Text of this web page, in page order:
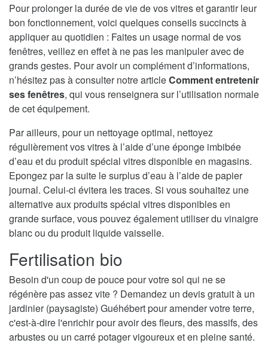
Pour prolonger la durée de vie de vos vitres et garantir leur
bon fonctionnement, voici quelques conseils succincts à
appliquer au quotidien : Faites un usage normal de vos
fenêtres, veillez en effet à ne pas les manipuler avec de
grands gestes. Pour avoir un complément d’informations,
n’hésitez pas à consulter notre articleComment entretenir
ses fenêtres, qui vous renseignera sur l’utilisation normale
de cet équipement.
Par ailleurs, pour un nettoyage optimal, nettoyez
régulièrement vos vitres à l’aide d’une éponge imbibée
d’eau et du produit spécial vitres disponible en magasins.
Epongez par la suite le surplus d’eau à l’aide de papier
journal. Celui-ci évitera les traces. Si vous souhaitez une
alternative aux produits spécial vitres disponibles en
grande surface, vous pouvez également utiliser du vinaigre
blanc ou du produit liquide vaisselle.
Fertilisation bio
Besoin d'un coup de pouce pour votre sol qui ne se
régénère pas assez vite ? Demandez un devis gratuit à un
jardinier (paysagiste) Guéhébert pour amender votre terre,
c'est-à-dire l'enrichir pour avoir des fleurs, des massifs, des
arbustes ou un carré potager vigoureux et en pleine santé.